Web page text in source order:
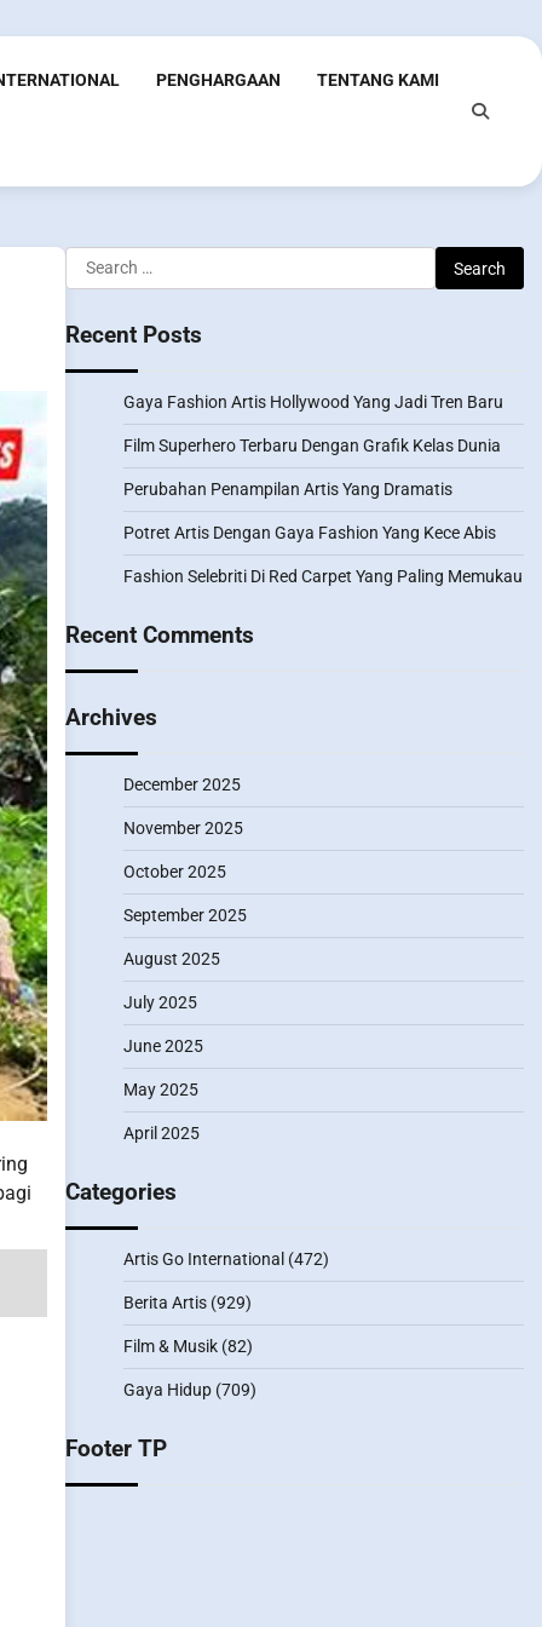
PENGHARGAAN TENTANG KAMI
Search
for:
Recent Posts
Gaya Fashion Artis Hollywood Yang Jadi Tren Baru
Film Superhero Terbaru Dengan Grafik Kelas Dunia
Perubahan Penampilan Artis Yang Dramatis
Potret Artis Dengan Gaya Fashion Yang Kece Abis
Fashion Selebriti Di Red Carpet Yang Paling Memukau
Recent Comments
Archives
December 2025
November 2025
October 2025
September 2025
August 2025
July 2025
June 2025
May 2025
April 2025
Categories
Artis Go International (472)
Berita Artis(929)
Film & Musik(82)
Gaya Hidup(709)
Footer TP